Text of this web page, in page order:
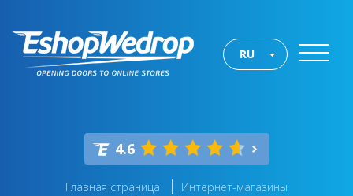
RU
4.6
Главная страница
Интернет-магазины